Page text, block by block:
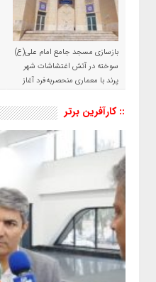
بازسازی مسجد جامع امام علی(ع)
سوخته در آتش اغتشاشات شهر
پرند با معماری منحصربه‌فرد آغاز
:: کارآفرین برتر